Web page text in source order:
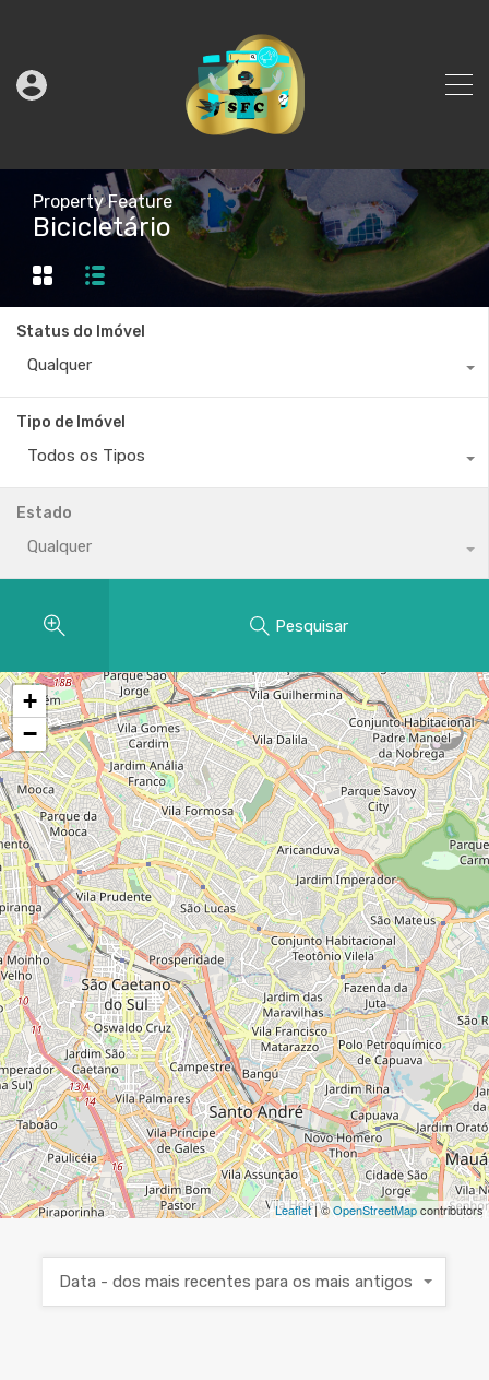
Property Feature
Bicicletário
Status do Imóvel
Qualquer
Tipo de Imóvel
Todos os Tipos
Estado
Qualquer
Pesquisar
+
−
Leaflet| ©OpenStreetMapcontributors
Data - dos mais recentes para os mais antigos